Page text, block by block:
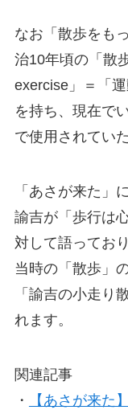
なお「散歩をも
治10年頃の「散
exercise」＝「
を持ち、現在で
で使用されてい
「あさが来た」
諭吉が「歩行は
対して語ってお
当時の「散歩」
「諭吉の小走り
れます。
関連記事
・
【あさが来た